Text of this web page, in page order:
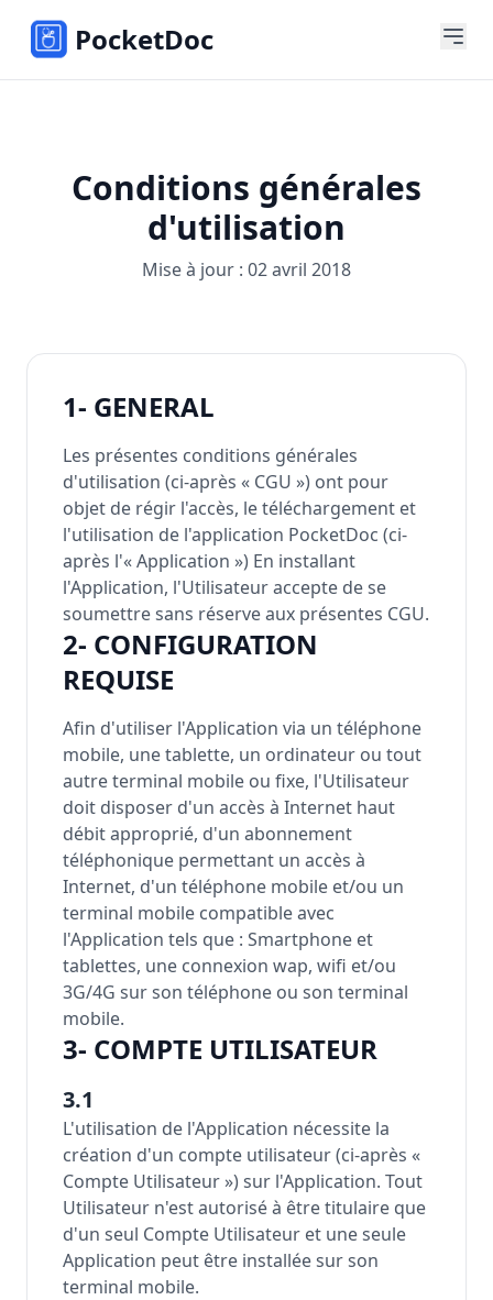
PocketDoc
Conditions générales
d'utilisation
Mise à jour : 02 avril 2018
1- GENERAL
Les présentes conditions générales
d'utilisation (ci-après « CGU ») ont pour
objet de régir l'accès, le téléchargement et
l'utilisation de l'application PocketDoc (ci-
après l'« Application ») En installant
l'Application, l'Utilisateur accepte de se
soumettre sans réserve aux présentes CGU.
2- CONFIGURATION
REQUISE
Afin d'utiliser l'Application via un téléphone
mobile, une tablette, un ordinateur ou tout
autre terminal mobile ou fixe, l'Utilisateur
doit disposer d'un accès à Internet haut
débit approprié, d'un abonnement
téléphonique permettant un accès à
Internet, d'un téléphone mobile et/ou un
terminal mobile compatible avec
l'Application tels que : Smartphone et
tablettes, une connexion wap, wifi et/ou
3G/4G sur son téléphone ou son terminal
mobile.
3- COMPTE UTILISATEUR
3.1
L'utilisation de l'Application nécessite la
création d'un compte utilisateur (ci-après «
Compte Utilisateur ») sur l'Application. Tout
Utilisateur n'est autorisé à être titulaire que
d'un seul Compte Utilisateur et une seule
Application peut être installée sur son
terminal mobile.